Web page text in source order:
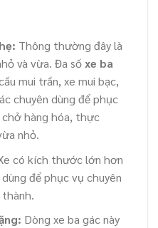
Thông thường đây là
và vừa. Đa sốxe ba
mui trần, xe mui bạc,
chuyên dùng để phục
hàng hóa, thực
nhỏ.
có kích thước lớn hơn
để phục vụ chuyên
Dòng xe ba gác này